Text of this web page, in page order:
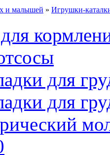
и малышей » Игрушки-
для
для